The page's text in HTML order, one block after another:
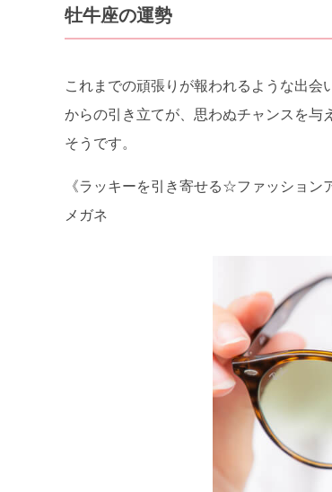
牡牛座の運勢
これまでの頑張りが報われるような出会
からの引き立てが、思わぬチャンスを与
そうです。
《ラッキーを引き寄せる☆ファッション
メガネ